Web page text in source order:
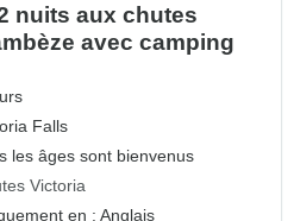
nuits aux chutes
avec camping
Falls
les âges sont bienvenus
Victoria
en : Anglais